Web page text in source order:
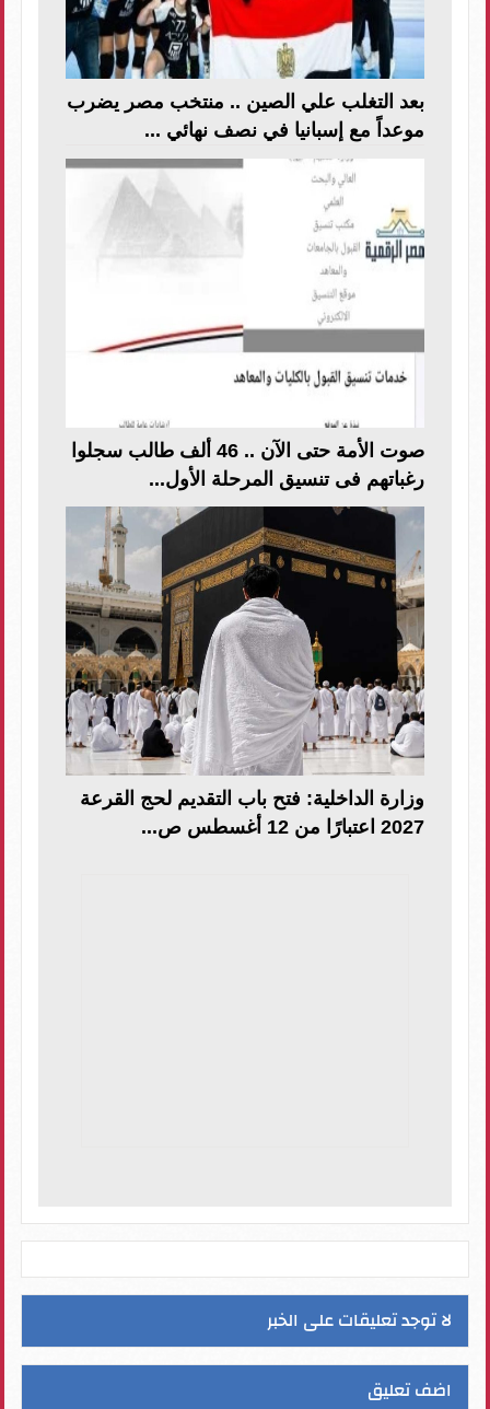
بعد التغلب علي الصين .. منتخب مصر يضرب
موعداً مع إسبانيا في نصف نهائي ...
صوت الأمة حتى الآن .. 46 ألف طالب سجلوا
رغباتهم فى تنسيق المرحلة الأول...
وزارة الداخلية: فتح باب التقديم لحج القرعة
2027 اعتبارًا من 12 أغسطس ص...
لا توجد تعليقات على الخبر
اضف تعليق